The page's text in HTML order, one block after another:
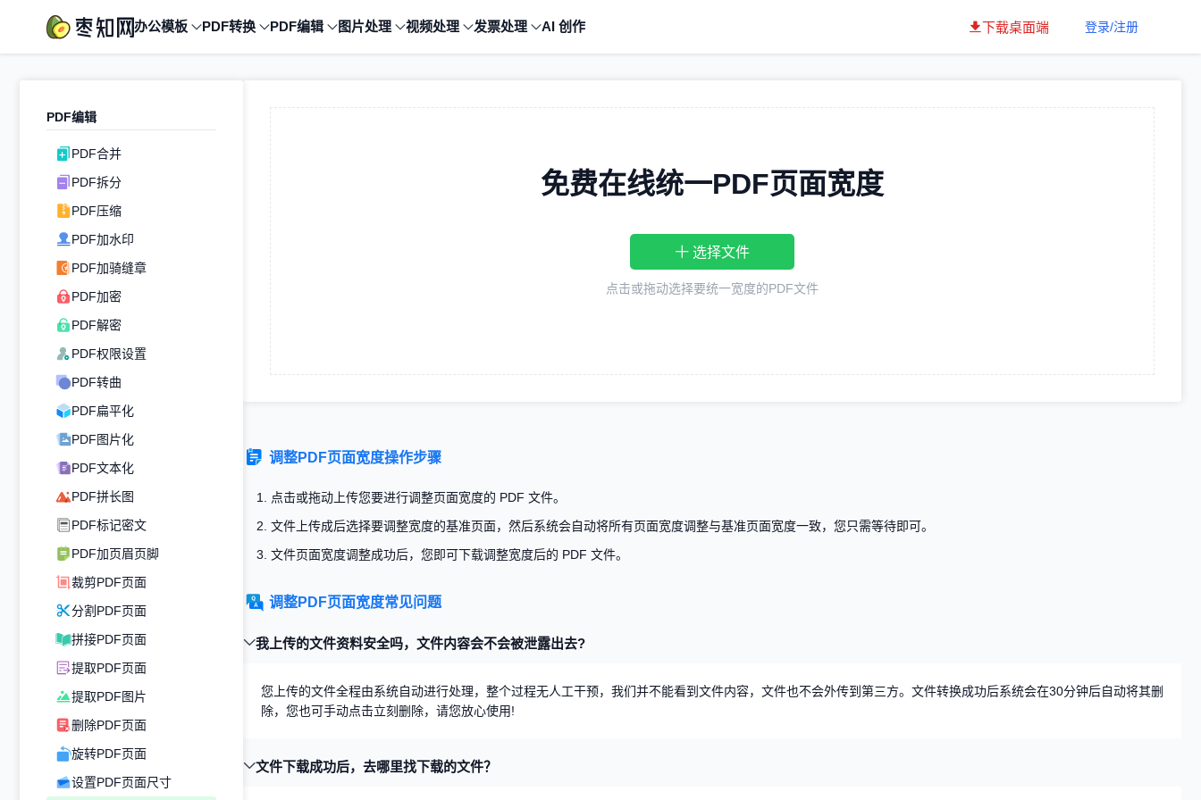
办公模板 PDF转换 PDF编辑 图片处理 视频处理 发票处理 AI 创作 下载桌面端 登录/注册
PDF编辑
PDF合并
PDF拆分
PDF压缩
PDF加水印
PDF加骑缝章
PDF加密
PDF解密
PDF权限设置
PDF转曲
PDF扁平化
PDF图片化
PDF文本化
PDF拼长图
PDF标记密文
PDF加页眉页脚
裁剪PDF页面
分割PDF页面
拼接PDF页面
提取PDF页面
提取PDF图片
删除PDF页面
旋转PDF页面
设置PDF页面尺寸
免费在线统一PDF页面宽度
选择文件
点击或拖动选择要统一宽度的PDF文件
调整PDF页面宽度操作步骤
1. 点击或拖动 上传您要进行调整页面宽度的 PDF 文件。
2. 文件上传成后选择要调整宽度的基准页面，然后系统会自动将所有页面宽度调整与基准页面宽度一致，您只需等待即可。
3. 文件页面宽度调整成功后，您即可下载调整宽度后的 PDF 文件。
调整PDF页面宽度常见问题
我上传的文件资料安全吗，文件内容会不会被泄露出去?
您上传的文件全程由系统自动进行处理，整个过程无人工干预，我们并不能看到文件内容，文件也不会外传到第三方。文件转换成功后系统会在30分钟后自动将其删
除，您也可手动点击立刻删除，请您放心使用!
文件下载成功后，去哪里找下载的文件？